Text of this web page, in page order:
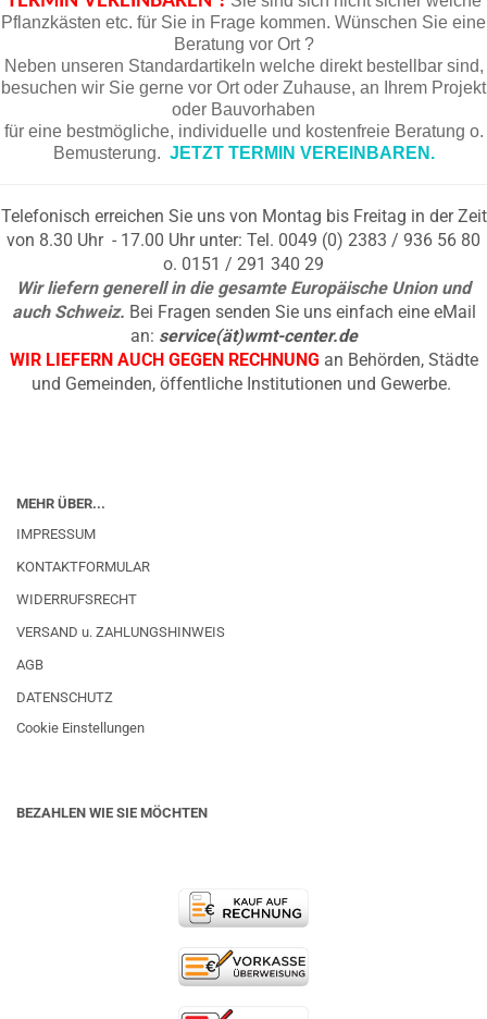
Pflanzkästen etc. für Sie in Frage kommen. Wünschen Sie eine
Beratung vor Ort ?
Neben unseren Standardartikeln welche direkt bestellbar sind,
besuchen wir Sie gerne vor Ort oder Zuhause, an Ihrem Projekt
oder Bauvorhaben
für eine bestmögliche, individuelle und kostenfreie Beratung o.
Bemusterung. JETZT TERMIN VEREINBAREN.
Telefonisch erreichen Sie uns von Montag bis Freitag in der Zeit
von 8.30 Uhr - 17.00 Uhr unter: Tel. 0049 (0) 2383 / 936 56 80
o. 0151 / 291 340 29
Wir liefern generell in die gesamte Europäische Union und
auch Schweiz. Bei Fragen senden Sie uns einfach eine eMail
an: service(ät)wmt-center.de
WIR LIEFERN AUCH GEGEN RECHNUNG an Behörden, Städte
und Gemeinden, öffentliche Institutionen und Gewerbe.
MEHR ÜBER...
IMPRESSUM
KONTAKTFORMULAR
WIDERRUFSRECHT
VERSAND u. ZAHLUNGSHINWEIS
AGB
DATENSCHUTZ
Cookie Einstellungen
BEZAHLEN WIE SIE MÖCHTEN